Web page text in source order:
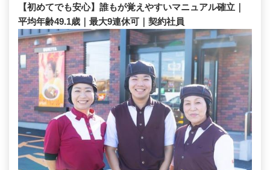
【初めてでも安心】誰もが覚えやすいマニュアル確立｜
平均年齢49.1歳｜最大9連休可｜契約社員